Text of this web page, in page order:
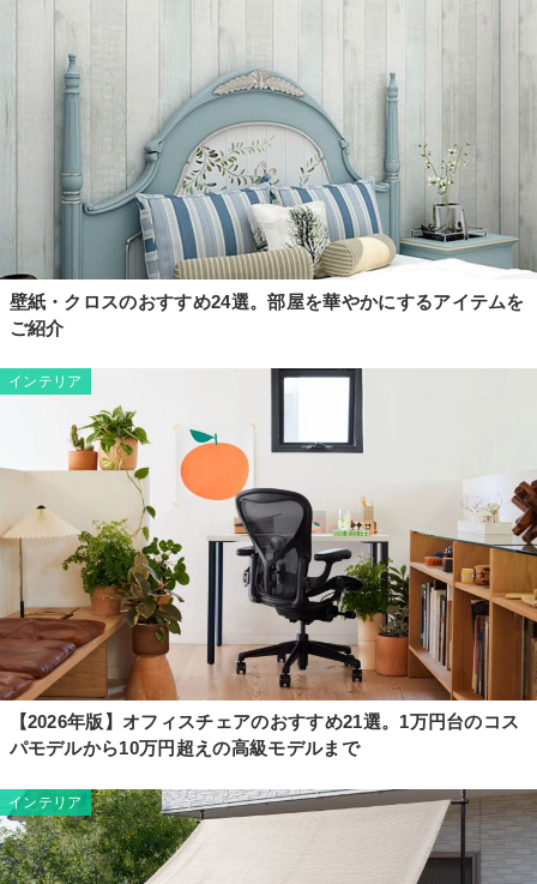
壁紙・クロスのおすすめ24選。部屋を華やかにするアイテムを
ご紹介
インテリア
【2026年版】オフィスチェアのおすすめ21選。1万円台のコス
パモデルから10万円超えの高級モデルまで
インテリア